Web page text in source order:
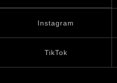
Instagram
TikTok